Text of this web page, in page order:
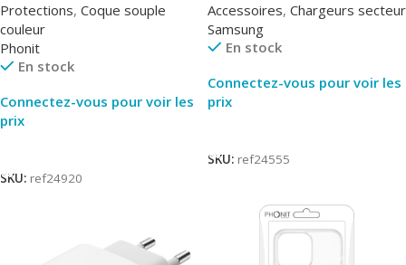
Protections, Coque souple
couleur
Phonit
En stock
Connectez-vous pour voir les
prix
SKU: ref24920
Packaging Original
Accessoires, Chargeurs secteur
Samsung
En stock
Connectez-vous pour voir les
prix
SKU: ref24555